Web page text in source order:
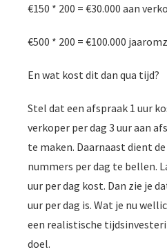
€150 * 200 = €30.000 aan
€500 * 200 = €100.000
En wat kost dit dan qua tijd?
Stel dat een afspraak 1 uur
verkoper per dag 3 uur aan
te maken. Daarnaast dient
nummers per dag te bellen.
uur per dag kost. Dan zie je
uur per dag is. Wat je nu
een realistische
doel.